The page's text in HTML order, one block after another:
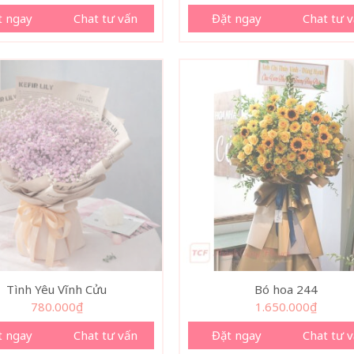
ngay
Chat tư vấn
Đặt ngay
Chat tư
Tình Yêu Vĩnh Cửu
780.000₫
ngay
Chat tư vấn
Bó hoa 244
1.650.000₫
Đặt ngay
Chat tư